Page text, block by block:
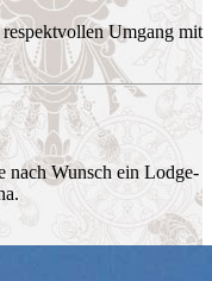
Umgang mit
nach Wunsch ein Lodge-